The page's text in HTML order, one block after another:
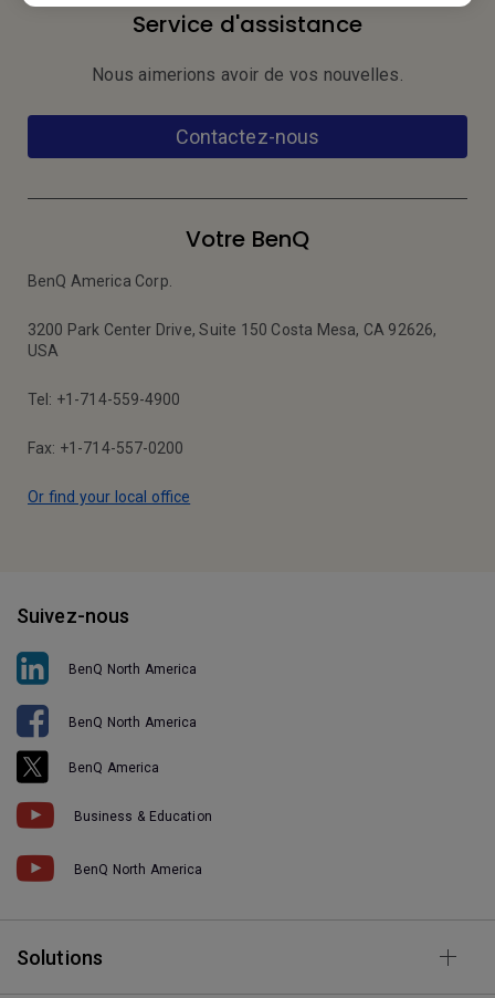
Service d'assistance
Nous aimerions avoir de vos nouvelles.
Contactez-nous
Votre BenQ
BenQ America Corp.
3200 Park Center Drive, Suite 150 Costa Mesa, CA 92626,
USA
Tel: +1-714-559-4900
Fax: +1-714-557-0200
Or find your local office
Suivez-nous
BenQ North America
BenQ North America
BenQ America
Business & Education
BenQ North America
Solutions